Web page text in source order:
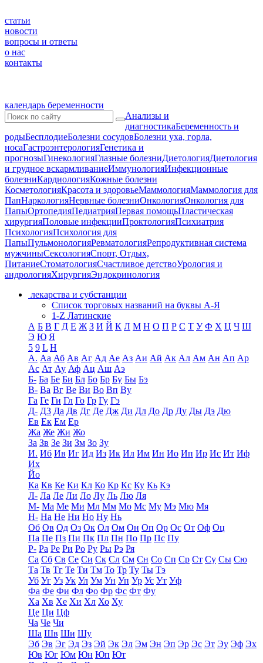
статьи
новости
вопросы и ответы
о нас
контакты
календарь беременности
Анализы и
диагностикаБеременность и
родыБесплодиеБолезни сосудовБолезни уха, горла,
носаГастроэнтерологияГенетика и
прогнозыГинекологияГлазные болезниДиетологияДиетология
и грудное вскармливаниеИммунологияИнфекционные
болезниКардиологияКожные болезни
КосметологияКрасота и здоровьеМаммологияМаммология для
ПапНаркологияНервные болезниОнкологияОнкология для
ПапыОртопедияПедиатрияПервая помощьПластическая
хирургияПоловые инфекцииПроктологияПсихиатрия
ПсихологияПсихология для
ПапыПульмонологияРевматологияРепродуктивная система
мужчиныСексологияСпорт, Отдых,
ПитаниеСтоматологияСчастливое детствоУрология и
андрологияХирургияЭндокринология
лекарства и субстанции
Список торговых названий на буквы А-Я
1-Z Латинские
А Б В Г Д Е Ж З И Й К Л М Н О П Р С Т У Ф Х Ц Ч Ш
Э Ю Я
5 9 L H
А. Аа Аб Ав Аг Ад Ае Аз Аи Ай Ак Ал Ам Ан Ап Ар
Ас Ат Ау Аф Ац Аш Аэ
Б- Ба Бе Би Бл Бо Бр Бу Бы Бэ
В- Ва Вг Ве Ви Во Вп Ву
Га Ге Ги Гл Го Гр Гу Гэ
Д- Д3 Да Дв Дг Де Дж Ди Дл До Др Ду Ды Дэ Дю
Ев Ек Ем Ер
Жа Же Жи Жо
За Зв Зе Зи Зм Зо Зу
И. Иб Ив Иг Ид Из Ик Ил Им Ин Ио Ип Ир Ис Ит Иф
Их
Йо
Ка Кв Ке Ки Кл Ко Кр Кс Ку Кь Кэ
Л- Ла Ле Ли Ло Лу Ль Лю Ля
М- Ма Ме Ми Мл Мм Мо Мс Му Мэ Мю Мя
Н- На Не Ни Но Ну Нь
Об Ов Од Оз Ок Ол Ом Он Оп Ор Ос От Оф Оц
Па Пе Пз Пи Пк Пл Пн По Пр Пс Пу
Р- Ра Ре Ри Ро Ру Ры Рэ Ря
Са Сб Св Се Си Ск Сл См Сн Со Сп Ср Ст Су Сы Сю
Та Тв Тг Те Ти Тм То Тр Ту Ты Тэ
Уб Уг Уз Ук Ул Ум Ун Уп Ур Ус Ут Уф
Фа Фе Фи Фл Фо Фр Фс Фт Фу
Ха Хв Хе Хи Хл Хо Ху
Це Ци Цф
Ча Че Чи
Ша Шв Ши Шу
Эб Эв Эг Эд Эз Эй Эк Эл Эм Эн Эп Эр Эс Эт Эу Эф Эх
Юв Юг Юм Юн Юп Ют